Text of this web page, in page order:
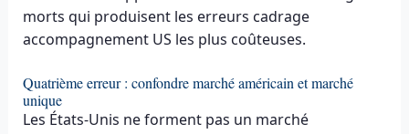
morts qui produisent les erreurs cadrage
accompagnement US les plus coûteuses.
Quatrième erreur : confondre marché américain et marché
unique
Les États-Unis ne forment pas un marché